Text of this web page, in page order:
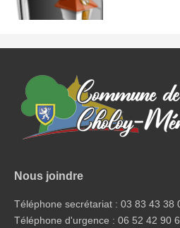
Nous joindre
Téléphone secrétariat : 03 83 43 38
Téléphone d'urgence : 06 52 42 90